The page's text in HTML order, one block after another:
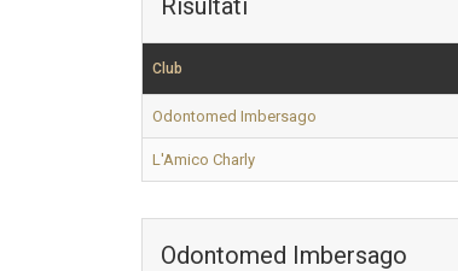
Risultati
Club
Odontomed Imbersago
L'Amico Charly
Odontomed Imbersago